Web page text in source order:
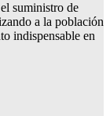
suministro de
a la población
indispensable en